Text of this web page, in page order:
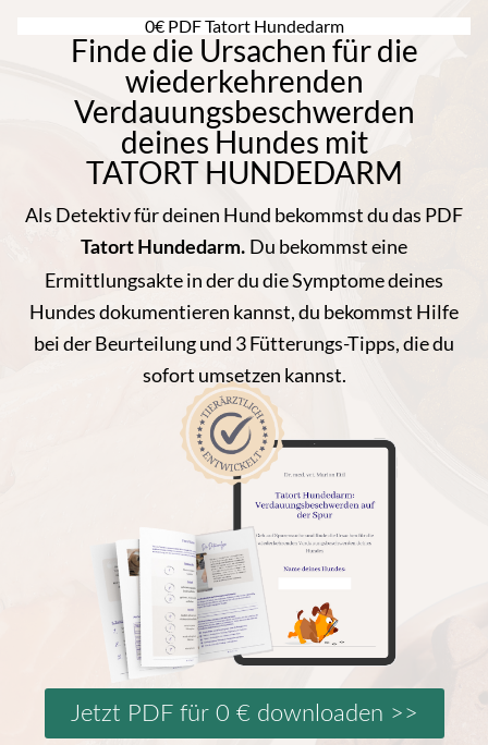
0€ PDF Tatort Hundedarm
Finde die Ursachen für die
wiederkehrenden
Verdauungsbeschwerden
deines Hundes mit
TATORT HUNDEDARM
Als Detektiv für deinen Hund bekommst du das PDF
Tatort Hundedarm. Du bekommst eine
Ermittlungsakte in der du die Symptome deines
Hundes dokumentieren kannst, du bekommst Hilfe
bei der Beurteilung und 3 Fütterungs-Tipps, die du
sofort umsetzen kannst.
Jetzt PDF für 0 € downloaden >>